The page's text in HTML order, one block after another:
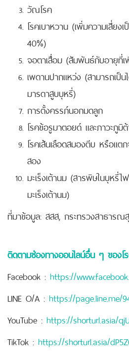
วัณโรค
โรคเบาหวาน (เพิ่มความเสี่ย
40%)
จอตาเสื่อม (สัมพันธ์กับอายุที่
เพดานปากแหว่ง (สามารถเป็
มารดาสูบบุหรี่)
การตั้งครรภ์นอกมดลูก
โรคข้อรูมาตอยด์ และภาวะภูมิ
โรคเส้นเลือดสมองตีบ หรือแ
สอง
มะเร็งเต้านม (สารพิษในบุหรี่
มะเร็งเต้านม)
ที่มาข้อมูล: สสส, กระทรวงสาธารณ
ติดตามช่องทางออนไลน์อื่น ๆ ของโ
Facebook : https://
LINE O/A : https://page.line.me/
YouTube : https://shorturl.asia/
TikTok : https://shorturl.asia/